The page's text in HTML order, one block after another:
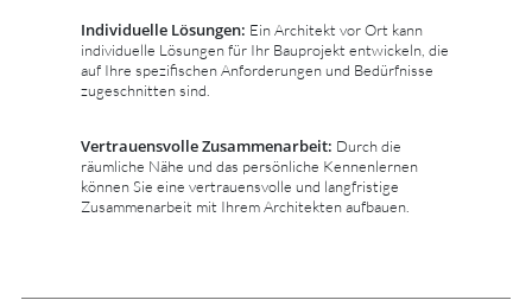
Individuelle Lösungen: Ein Architekt vor Ort kann
individuelle Lösungen für Ihr Bauprojekt entwickeln, die
auf Ihre spezifischen Anforderungen und Bedürfnisse
zugeschnitten sind.
Vertrauensvolle Zusammenarbeit: Durch die
räumliche Nähe und das persönliche Kennenlernen
können Sie eine vertrauensvolle und langfristige
Zusammenarbeit mit Ihrem Architekten aufbauen.